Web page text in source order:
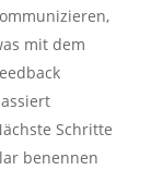
mit dem
Schritte
benennen